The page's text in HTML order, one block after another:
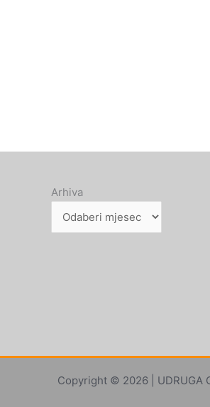
Arhiva
Copyright © 2026 | UDRUGA